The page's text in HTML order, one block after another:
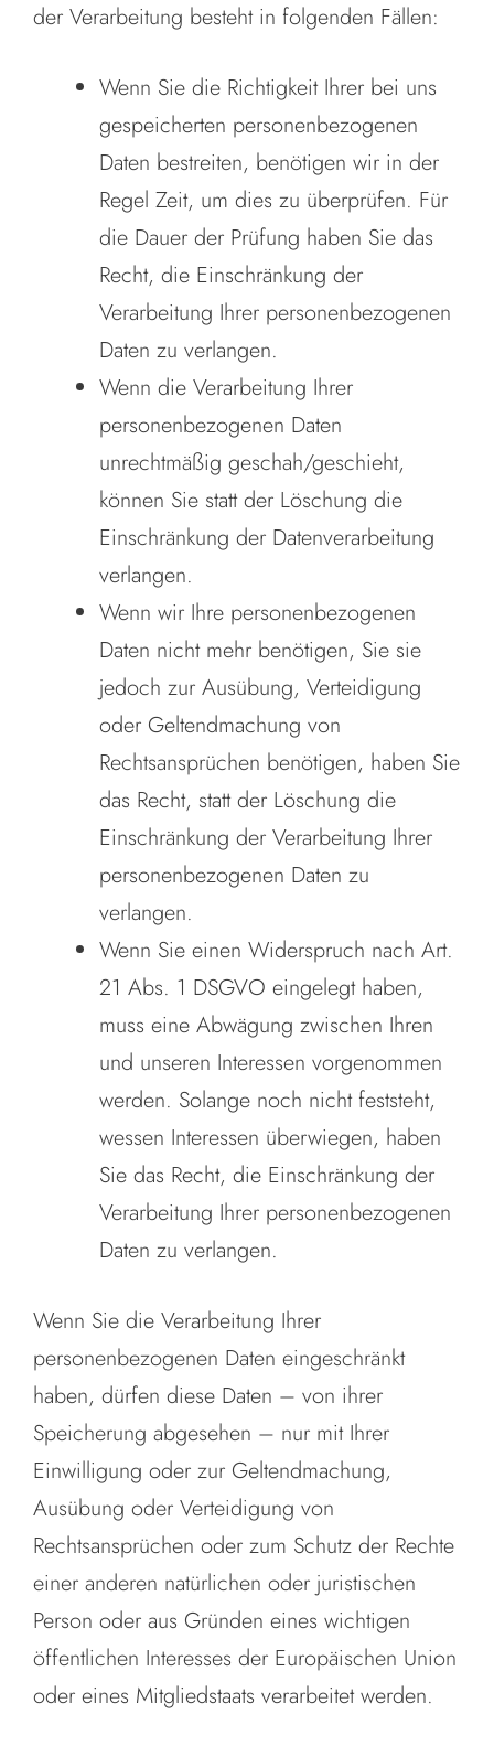
der Verarbeitung besteht in folgenden Fällen:
Wenn Sie die Richtigkeit Ihrer bei uns
gespeicherten personenbezogenen
Daten bestreiten, benötigen wir in der
Regel Zeit, um dies zu überprüfen. Für
die Dauer der Prüfung haben Sie das
Recht, die Einschränkung der
Verarbeitung Ihrer personenbezogenen
Daten zu verlangen.
Wenn die Verarbeitung Ihrer
personenbezogenen Daten
unrechtmäßig geschah/geschieht,
können Sie statt der Löschung die
Einschränkung der Datenverarbeitung
verlangen.
Wenn wir Ihre personenbezogenen
Daten nicht mehr benötigen, Sie sie
jedoch zur Ausübung, Verteidigung
oder Geltendmachung von
Rechtsansprüchen benötigen, haben Sie
das Recht, statt der Löschung die
Einschränkung der Verarbeitung Ihrer
personenbezogenen Daten zu
verlangen.
Wenn Sie einen Widerspruch nach Art.
21 Abs. 1 DSGVO eingelegt haben,
muss eine Abwägung zwischen Ihren
und unseren Interessen vorgenommen
werden. Solange noch nicht feststeht,
wessen Interessen überwiegen, haben
Sie das Recht, die Einschränkung der
Verarbeitung Ihrer personenbezogenen
Daten zu verlangen.
Wenn Sie die Verarbeitung Ihrer
personenbezogenen Daten eingeschränkt
haben, dürfen diese Daten – von ihrer
Speicherung abgesehen – nur mit Ihrer
Einwilligung oder zur Geltendmachung,
Ausübung oder Verteidigung von
Rechtsansprüchen oder zum Schutz der Rechte
einer anderen natürlichen oder juristischen
Person oder aus Gründen eines wichtigen
öffentlichen Interesses der Europäischen Union
oder eines Mitgliedstaats verarbeitet werden.